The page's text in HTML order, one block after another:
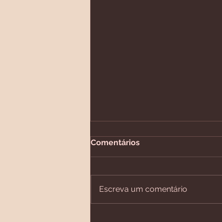
Comentários
Escreva um comentário